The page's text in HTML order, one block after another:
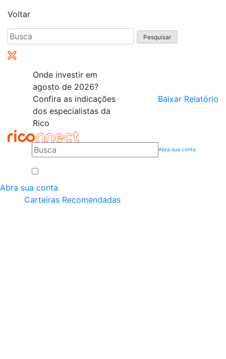
Voltar
Pesquisar
por:
Onde investir em
agosto de 2026?
Confira as indicações
dos especialistas da
Rico
Baixar Relatório
Abra sua conta
Abra sua conta
Carteiras Recomendadas